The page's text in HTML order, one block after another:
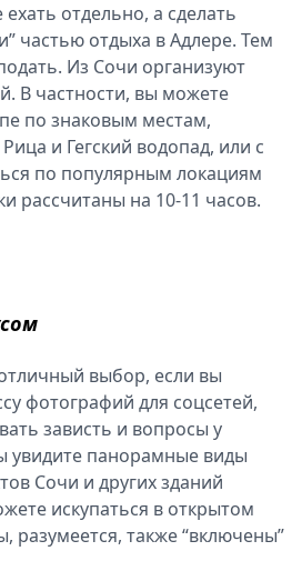
отдельно, а сделать
частью отдыха в Адлере. Тем
Из Сочи организуют
В частности, вы можете
по знаковым местам,
и Гегский водопад, или с
по популярным локациям
рассчитаны на 10-11 часов.
выбор, если вы
фотографий для соцсетей,
зависть и вопросы у
увидите панорамные виды
Сочи и других зданий
искупаться в открытом
разумеется, также “включены”